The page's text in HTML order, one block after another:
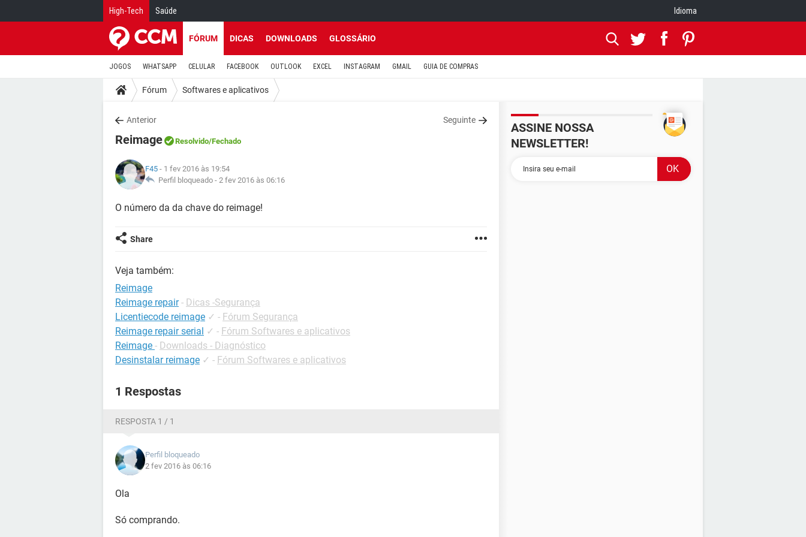
High-Tech Saúde Idioma
FÓRUM DICAS DOWNLOADS GLOSSÁRIO
JOGOS WHATSAPP CELULAR FACEBOOK OUTLOOK EXCEL INSTAGRAM GMAIL GUIA DE COMPRAS
Fórum Softwares e aplicativos
Anterior Seguinte
Reimage Resolvido/Fechado
F45 - 1 fev 2016 às 19:54
Perfil bloqueado - 2 fev 2016 às 06:16
O número da da chave do reimage!
Share
Veja também:
Reimage
Reimage repair - Dicas -Segurança
Licentiecode reimage ✓ - Fórum Segurança
Reimage repair serial ✓ - Fórum Softwares e aplicativos
Reimage - Downloads - Diagnóstico
Desinstalar reimage ✓ - Fórum Softwares e aplicativos
1 Respostas
RESPOSTA 1 / 1
Perfil bloqueado
2 fev 2016 às 06:16
Ola
Só comprando.
ASSINE NOSSA
NEWSLETTER!